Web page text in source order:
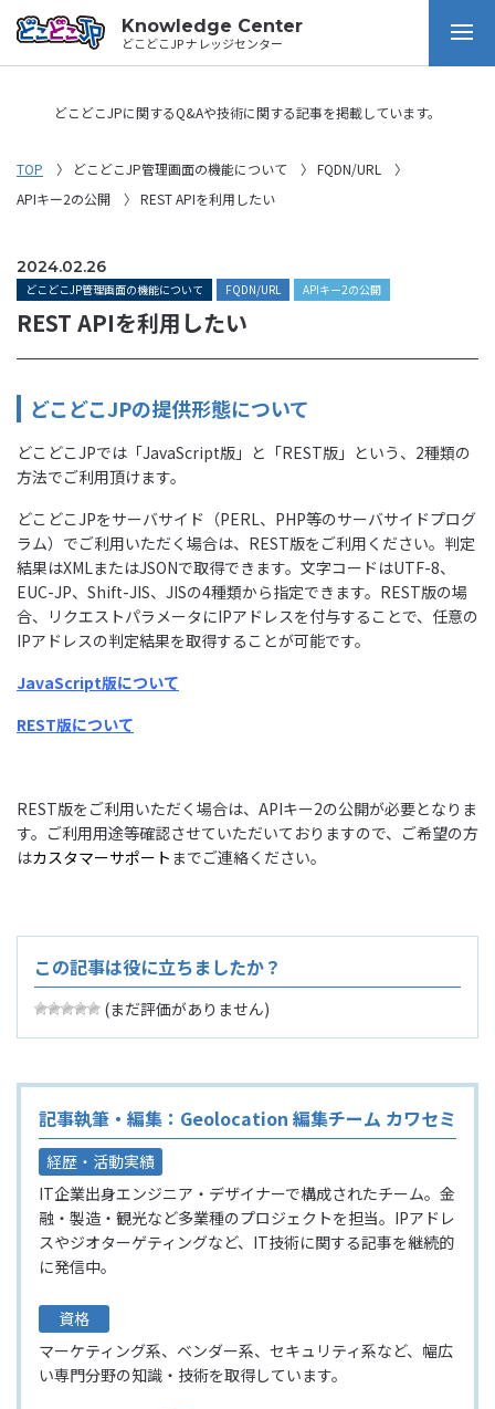
Knowledge Center
どこどこJP ナレッジセンター
どこどこJPに関するQ&Aや技術に関する記事を掲載しています。
TOP どこどこJP管理画面の機能について
FQDN/URL
APIキー2の公開
REST APIを利用したい
2024.02.26
どこどこJP管理画面の機能について FQDN/URL APIキー2の公開
REST APIを利用したい
どこどこJPの提供形態について
どこどこJPでは「JavaScript版」と「REST版」という、2種類の
方法でご利用頂けます。
どこどこJPをサーバサイド（PERL、PHP等のサーバサイドプログ
ラム）でご利用いただく場合は、REST版をご利用ください。判定
結果はXMLまたはJSONで取得できます。文字コードはUTF-8、
EUC-JP、Shift-JIS、JISの4種類から指定できます。REST版の場
合、リクエストパラメータにIPアドレスを付与することで、任意の
IPアドレスの判定結果を取得することが可能です。
JavaScript版について
REST版について
REST版をご利用いただく場合は、APIキー2の公開が必要となりま
す。ご利用用途等確認させていただいておりますので、ご希望の方
はカスタマーサポート までご連絡ください。
この記事は役に立ちましたか？
(まだ評価がありません)
記事執筆・編集：Geolocation 編集チーム カワセミ
経歴・活動実績
IT企業出身エンジニア・デザイナーで構成されたチーム。金
融・製造・観光など多業種のプロジェクトを担当。IPアドレ
スやジオターゲティングなど、IT技術に関する記事を継続的
に発信中。
資格
マーケティング系、ベンダー系、セキュリティ系など、幅広
い専門分野の知識・技術を取得しています。